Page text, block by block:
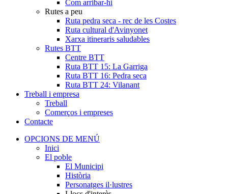
Com arribar-hi
Rutes a peu
Ruta pedra seca - rec de les Costes
Ruta cultural d'Avinyonet
Xarxa itineraris saludables
Rutes BTT
Centre BTT
Ruta BTT 15: La Garriga
Ruta BTT 16: Pedra seca
Ruta BTT 24: Vilanant
Treball i empresa
Treball
Comerços i empreses
Contacte
OPCIONS DE MENÚ
Inici
El poble
El Municipi
Història
Personatges il·lustres